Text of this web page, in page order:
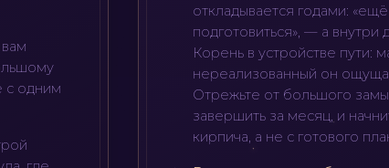
с одним
откладывается годами:
подготовиться», — а
Корень в устройстве пути:
нереализованный он
Отрежьте от большого
завершить за месяц, и
кирпича, а не с готового